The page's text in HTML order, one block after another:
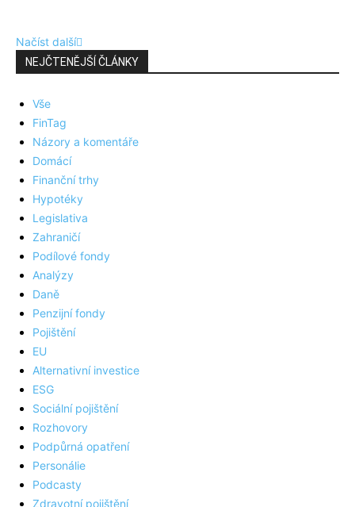
Načíst další
NEJČTENĚJŠÍ ČLÁNKY
Vše
FinTag
Názory a komentáře
Domácí
Finanční trhy
Hypotéky
Legislativa
Zahraničí
Podílové fondy
Analýzy
Daně
Penzijní fondy
Pojištění
EU
Alternativní investice
ESG
Sociální pojištění
Rozhovory
Podpůrná opatření
Personálie
Podcasty
Zdravotní pojištění